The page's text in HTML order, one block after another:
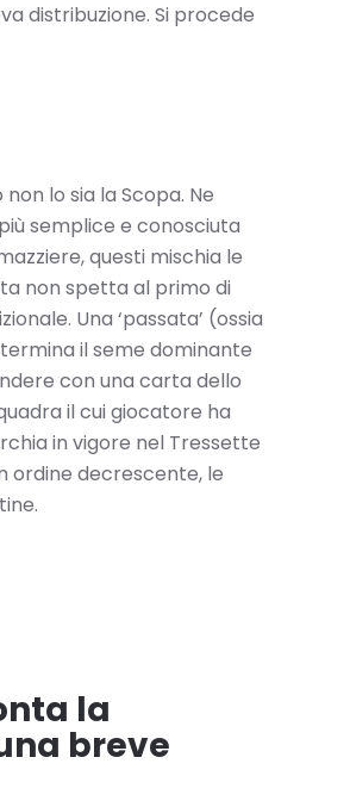
distribuzione. Si procede
lo sia la Scopa. Ne
semplice e conosciuta
questi mischia le
non spetta al primo di
Una ‘passata’ (ossia
il seme dominante
con una carta dello
il cui giocatore ha
in vigore nel Tressette
ordine decrescente, le
la
breve